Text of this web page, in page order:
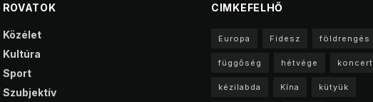
ROVATOK
Közélet
Kultúra
Sport
Szubjektív
CIMKEFELHŐ
Europa Fidesz földrengés
függőség hétvége koncert
kézilabda Kína kütyük